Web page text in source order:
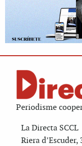
Periodisme
La Directa SCCL
Riera